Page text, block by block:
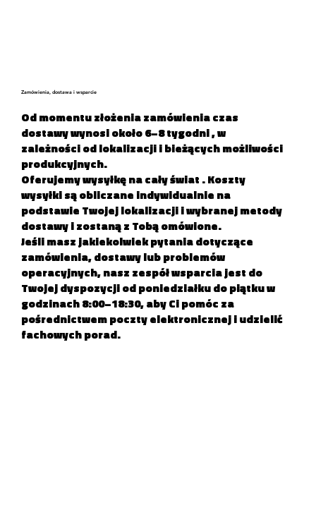
Zamówienia, dostawa i wsparcie
Od momentu złożenia zamówieniaczas
dostawy wynosi około 6–8 tygodni, w
zależności od lokalizacji i bieżących możliwości
produkcyjnych.
Oferujemywysyłkę na cały świat . Koszty
wysyłki są obliczane indywidualnie na
podstawie Twojej lokalizacji i wybranej metody
dostawy i zostaną z Tobą omówione.
Jeśli masz jakiekolwiek pytania dotyczące
zamówienia, dostawy lub problemów
operacyjnych, nasz zespół wsparciajest do
Twojej dyspozycji od poniedziałku do piątku w
godzinach 8:00–18:30, aby Ci pomóc za
pośrednictwem poczty elektronicznej i udzielić
fachowych porad.